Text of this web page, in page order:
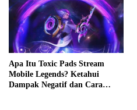
Apa Itu Toxic Pads Stream
Mobile Legends? Ketahui
Dampak Negatif dan Cara